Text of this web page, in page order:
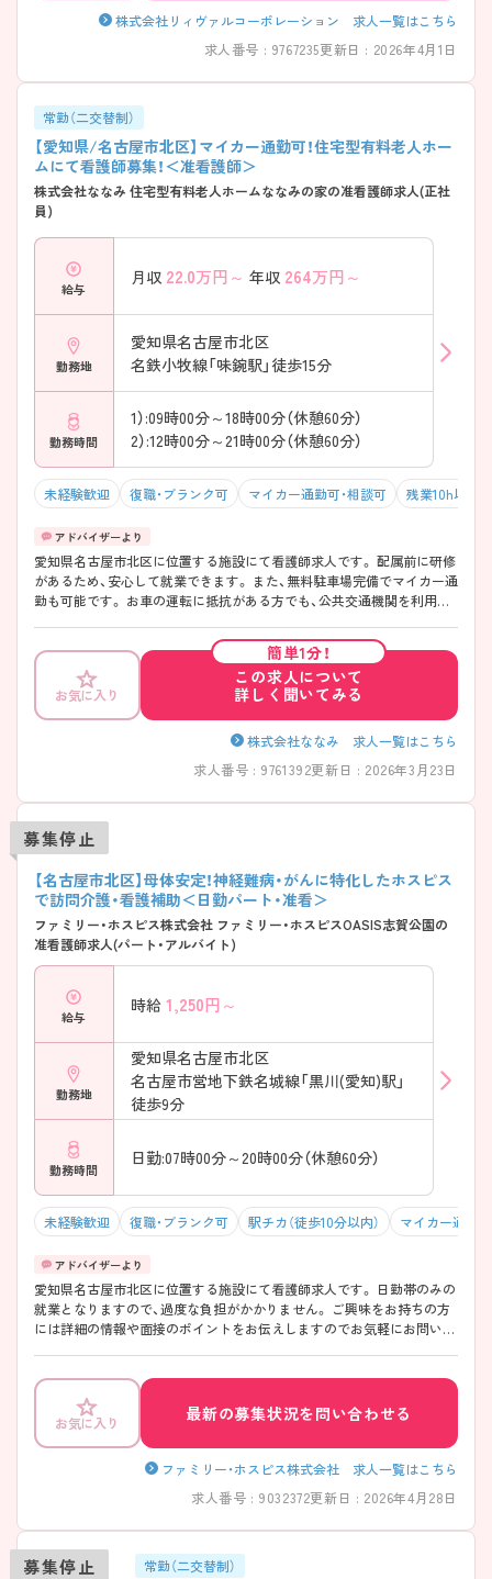
株式会社リィヴァルコーポレーション 求人一覧はこちら
求人番号 : 9767235更新日 : 2026年4月1日
常勤（二交替制）
【愛知県/名古屋市北区】マイカー通勤可！住宅型有料老人ホー
ムにて看護師募集！＜准看護師＞
株式会社ななみ 住宅型有料老人ホームななみの家の准看護師求人(正社
員)
給与
月収 22.0万円～ 年収 264万円～
勤務地
愛知県名古屋市北区
名鉄小牧線「味鋺駅」徒歩15分
勤務時間
1）:09時00分～18時00分（休憩60分）
2）:12時00分～21時00分（休憩60分）
未経験歓迎 復職・ブランク可 マイカー通勤可・相談可 残業10h以下（
愛知県名古屋市北区に位置する施設にて看護師求人です。 配属前に研修
があるため、安心して就業できます。 また、無料駐車場完備でマイカー通
勤も可能です。 お車の運転に抵抗がある方でも、公共交通機関を利用し
ポイントをお伝えしますのでお気軽にお問い合わせください。
お気に入り
簡単1分！
この求人について
詳しく聞いてみる
株式会社ななみ 求人一覧はこちら
求人番号 : 9761392更新日 : 2026年3月23日
募集停止
【名古屋市北区】母体安定！神経難病・がんに特化したホスピス
で訪問介護・看護補助＜日勤パート・准看＞
ファミリー・ホスピス株式会社 ファミリー・ホスピスOASIS志賀公園の
准看護師求人(パート・アルバイト)
給与
時給 1,250円～
勤務地
愛知県名古屋市北区
名古屋市営地下鉄名城線「黒川(愛知)駅」
徒歩9分
勤務時間
日勤:07時00分～20時00分（休憩60分）
未経験歓迎 復職・ブランク可 駅チカ（徒歩10分以内） マイカー通勤
愛知県名古屋市北区に位置する施設にて看護師求人です。 日勤帯のみの
就業となりますので、過度な負担がかかりません。 ご興味をお持ちの方
には詳細の情報や面接のポイントをお伝えしますのでお気軽にお問い合
お気に入り 最新の募集状況を問い合わせる
ファミリー・ホスピス株式会社 求人一覧はこちら
求人番号 : 9032372更新日 : 2026年4月28日
募集停止 常勤（二交替制）